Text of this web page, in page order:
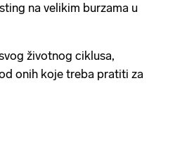
na velikim burzama u
životnog ciklusa,
onih koje treba pratiti za